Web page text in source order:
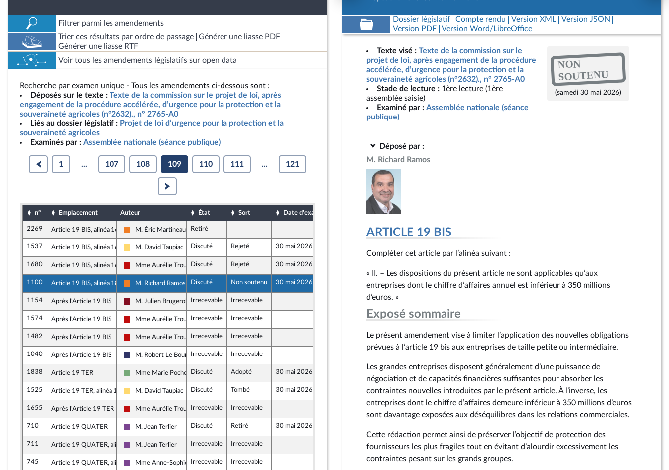
Filtrer parmi les amendements
Trier ces résultats par ordre de passage
Générer une liasse PDF
Générer une liasse RTF
Voir tous les amendements législatifs sur open data
Recherche par examen unique - Tous les amendements ci-dessous sont :
Déposés sur le texte : Texte de la commission sur le projet de loi, après
engagement de la procédure accélérée, d’urgence pour la protection et la
souveraineté agricoles (n°2632)., n° 2765-A0
Liés au dossier législatif : Projet de loi d’urgence pour la protection et la
souveraineté agricoles
Examinés par : Assemblée nationale (séance publique)
1 ... 107 108 109 110 111 ... 121
n° Emplacement Auteur État Sort Date d'examen Date de dépôt
2269 Article 19 BIS, alinéa 16
Les Démocrates
M. Éric Martineau Retiré 15 mai 2026
1537 Article 19 BIS, alinéa 16
Libertés, Indépendants, Outre-mer et Territoires
M. David Taupiac Discuté Rejeté 30 mai 2026
1680 Article 19 BIS, alinéa 16
La France insoumise - Nouveau Front Populaire
Mme Aurélie TrouvéDiscuté Rejeté 30 mai 2026
1100 Article 19 BIS, alinéa 18
Les Démocrates
M. Richard Ramos Discuté Non soutenu 30 mai 2026 15 mai 2026
1154 Après l'Article 19 BIS
Gauche Démocrate et Républicaine
M. Julien BrugerollesIrrecevable Irrecevable 15 mai 2026
1574 Après l'Article 19 BIS
La France insoumise - Nouveau Front Populaire
Mme Aurélie TrouvéIrrecevable Irrecevable 15 mai 2026
1482 Après l'Article 19 BIS
La France insoumise - Nouveau Front Populaire
Mme Aurélie TrouvéIrrecevable Irrecevable 15 mai 2026
1040 Après l'Article 19 BIS
Rassemblement National
M. Robert Le BourgeoisIrrecevable Irrecevable
1838 Article 19 TER
Écologiste et Social
Mme Marie Pochon Discuté Adopté 30 mai 2026
1525 Article 19 TER, alinéa 1
Libertés, Indépendants, Outre-mer et Territoires
M. David Taupiac Discuté Tombé 30 mai 2026 15 mai 2026
1655 Après l'Article 19 TER
La France insoumise - Nouveau Front Populaire
Mme Aurélie TrouvéIrrecevable Irrecevable
710 Article 19 QUATER
Ensemble pour la République
M. Jean Terlier Discuté Retiré 30 mai 2026
711 Article 19 QUATER, alinéa 1
Ensemble pour la République
M. Jean Terlier Irrecevable Irrecevable 13 mai 2026
745 Article 19 QUATER, alinéa 1
Ensemble pour la République
Mme Anne-Sophie Ronceret
Irrecevable Irrecevable 14 mai 2026
Dossier législatif Compte rendu Version XML
Version JSON
Version PDF
Version Word/LibreOffice
Texte visé : Texte de la commission sur le
projet de loi, après engagement de la procédure
accélérée, d’urgence pour la protection et la
souveraineté agricoles (n°2632)., n° 2765-A0
Stade de lecture : 1ère lecture (1ère
assemblée saisie)
Examiné par : Assemblée nationale (séance
publique)
NON
SOUTENU
(samedi 30 mai 2026)
Déposé par :
M. Richard Ramos
ARTICLE 19 BIS
Compléter cet article par l’alinéa suivant :
« II. – Les dispositions du présent article ne sont applicables qu’aux
entreprises dont le chiffre d’affaires annuel est inférieur à 350 millions
d’euros. »
Exposé sommaire
Le présent amendement vise à limiter l’application des nouvelles obligations
prévues à l’article 19 bis aux entreprises de taille petite ou intermédiaire.
Les grandes entreprises disposent généralement d’une puissance de
négociation et de capacités financières suffisantes pour absorber les
contraintes nouvelles introduites par le présent article. À l’inverse, les
entreprises dont le chiffre d’affaires demeure inférieur à 350 millions d’euros
sont davantage exposées aux déséquilibres dans les relations commerciales.
Cette rédaction permet ainsi de préserver l’objectif de protection des
fournisseurs les plus fragiles tout en évitant d’alourdir excessivement les
contraintes pesant sur les grands groupes.